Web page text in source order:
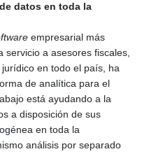
datos en toda la
empresarial más
servicio a asesores fiscales,
en todo el país, ha
de analítica para el
está ayudando a la
a disposición de sus
en toda la
análisis por separado